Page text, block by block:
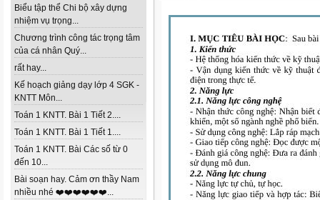
Biểu tập thể Chi bộ xây dựng
nhiệm vụ trọng...
Chương trình công tác trọng tâm
của cá nhân Quý...
rất hay...
Kế hoạch giảng dạy lớp 4 SGK -
KNTT Môn...
Toán 1 KNTT. Bài 1 Tiết 2....
Toán 1 KNTT. Bài 1 Tiết 1....
Toán 1 KNTT. Bài Các số từ 0
đến 10...
Bài soạn hay. Cảm ơn thầy Nam
nhiều nhé ❤️❤️❤️❤️❤️❤️...